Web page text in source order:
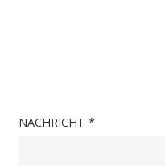
NACHRICHT *